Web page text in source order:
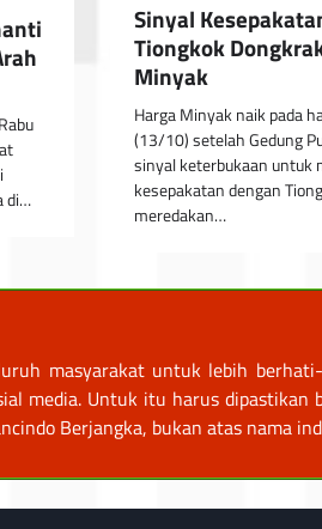
di…
Sinyal
Tiongkok
Minyak
Harga Minyak naik pada
(13/10) setelah Gedung
sinyal keterbukaan untuk
kesepakatan dengan
meredakan…
masyarakat untuk lebih
media. Untuk itu harus
Berjangka, bukan atas nama